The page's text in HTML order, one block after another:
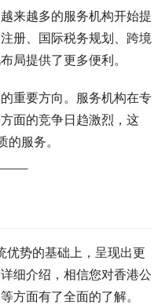
来越多的服务机构开始提
册、国际税务规划、跨境
局提供了更多便利。
重要方向。服务机构在专
面的竞争日趋激烈，这
服务。
势的基础上，呈现出更
细介绍，相信您对香港公
方面有了全面的了解。